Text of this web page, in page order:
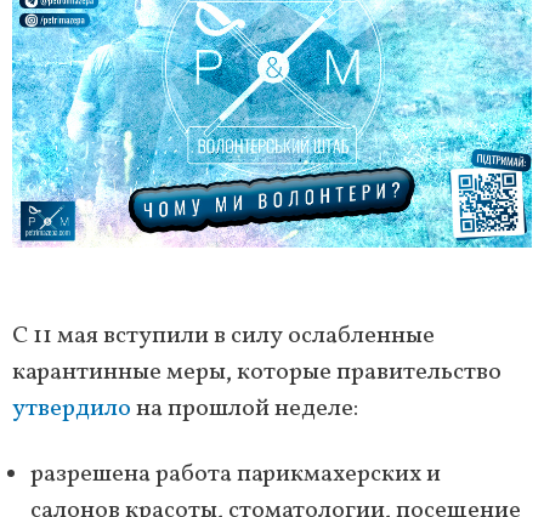
С 11 мая вступили в силу ослабленные
карантинные меры, которые правительство
утвердилона прошлой неделе:
разрешена работа парикмахерских и